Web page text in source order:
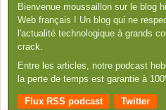
Bienvenue moussaillon sur le blog
Web français ! Un blog qui ne
l'actualité technologique à grands
crack.
Entre les articles, notre podcast
la perte de temps est garantie à
Flux RSS podcast Twitter